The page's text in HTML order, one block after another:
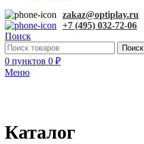
zakaz@optiplay.ru
+7 (495) 032-72-06
Поиск
Поиск
0 пунктов 0 ₽
Меню
Каталог